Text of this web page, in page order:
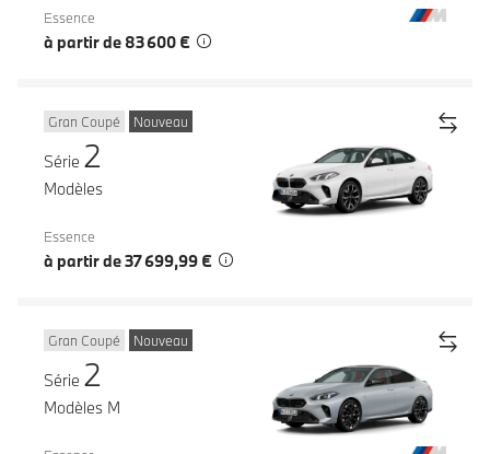
Essence
à partir de 83 600 €
Gran Coupé Nouveau
Série 2
Modèles
Essence
à partir de 37 699,99 €
Gran Coupé Nouveau
Série 2
Modèles M